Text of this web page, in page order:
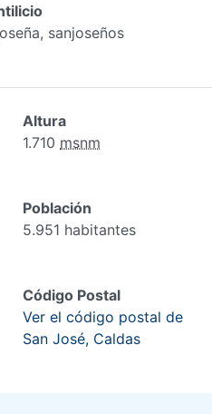
sanjoseños
Altura
1.710 msnm
Población
5.951 habitantes
Código Postal
Ver el código postal de
San José, Caldas